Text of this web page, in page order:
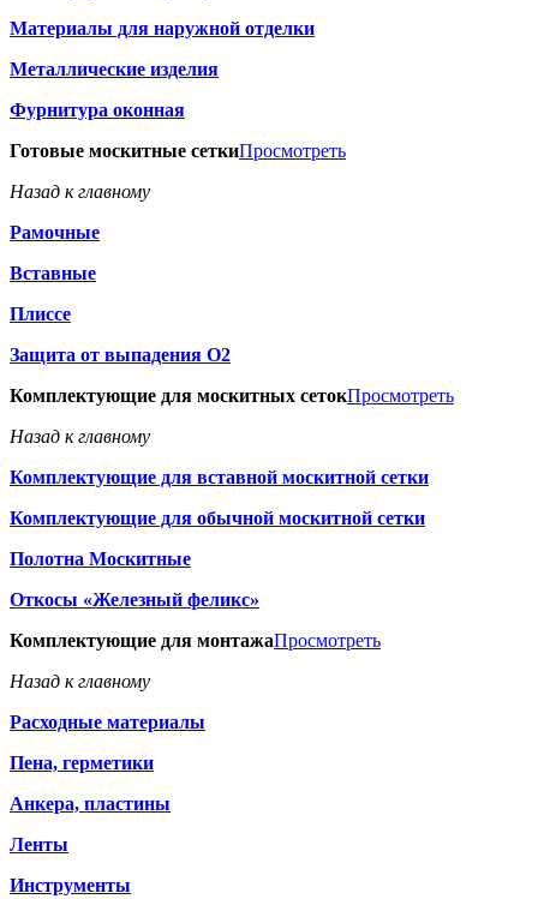
Материалы для наружной отделки
Металлические изделия
Фурнитура оконная
Готовые москитные сеткиПросмотреть
Назад к главному
Рамочные
Вставные
Плиссе
Защита от выпадения О2
Комплектующие для москитных сетокПросмотреть
Назад к главному
Комплектующие для вставной москитной сетки
Комплектующие для обычной москитной сетки
Полотна Москитные
Откосы «Железный феликс»
Комплектующие для монтажаПросмотреть
Назад к главному
Расходные материалы
Пена, герметики
Анкера, пластины
Ленты
Инструменты